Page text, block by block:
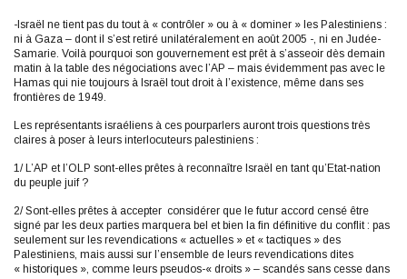
-Israël ne tient pas du tout à « contrôler » ou à « dominer » les Palestiniens :
ni à Gaza – dont il s’est retiré unilatéralement en août 2005 -, ni en Judée-
Samarie. Voilà pourquoi son gouvernement est prêt à s’asseoir dès demain
matin à la table des négociations avec l’AP – mais évidemment pas avec le
Hamas qui nie toujours à Israël tout droit à l’existence, même dans ses
frontières de 1949.
Les représentants israéliens à ces pourparlers auront trois questions très
claires à poser à leurs interlocuteurs palestiniens :
1/ L’AP et l’OLP sont-elles prêtes à reconnaître Israël en tant qu’Etat-nation
du peuple juif ?
2/ Sont-elles prêtes à accepter considérer que le futur accord censé être
signé par les deux parties marquera bel et bien la fin définitive du conflit : pas
seulement sur les revendications « actuelles » et « tactiques » des
Palestiniens, mais aussi sur l’ensemble de leurs revendications dites
« historiques », comme leurs pseudos-« droits » – scandés sans cesse dans